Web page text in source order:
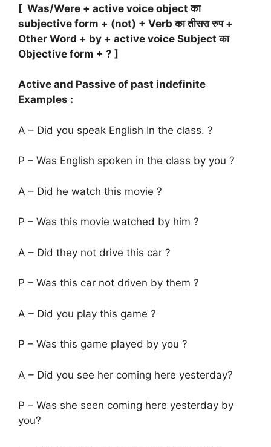
[ Was/Were + active voice object का
subjective form + (not) + Verb का तीसरा रुप +
Other Word + by + active voice Subject का
Objective form + ? ]
Active and Passive of past indefinite
Examples :
A – Did you speak English In the class. ?
P – Was English spoken in the class by you ?
A – Did he watch this movie ?
P – Was this movie watched by him ?
A – Did they not drive this car ?
P – Was this car not driven by them ?
A – Did you play this game ?
P – Was this game played by you ?
A – Did you see her coming here yesterday?
P – Was she seen coming here yesterday by
you?